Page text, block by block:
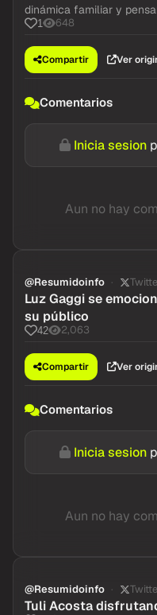
dinámica familiar y
1 648
Compartir Ver
Comentarios
Inicia sesion
Aun no hay
@Resumidoinfo
Luz Gaggi se
su público
42 2,063
Compartir Ver
Comentarios
Inicia sesion
Aun no hay
@Resumidoinfo
Tuli Acosta